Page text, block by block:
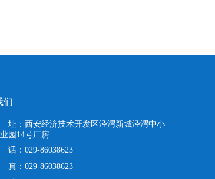
们
址：西安经济技术开发区泾渭新城泾渭中小
园14号厂房
话：029-86038623
真：029-86038623